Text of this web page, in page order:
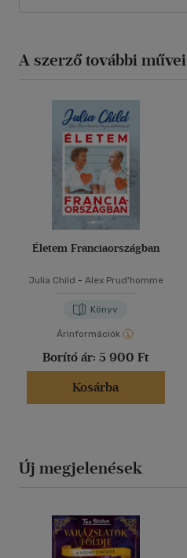
A szerző további művei
Életem Franciaországban
Julia Child - Alex Prud'homme
Könyv
Árinformációk
Borító ár: 5 900 Ft
Kosárba
Új megjelenések